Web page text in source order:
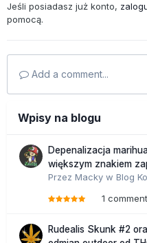
Jeśli posiadasz już konto,
pomocą.
Add a comment...
Wpisy na blogu
Depenalizacja
większym znakiem
Przez Macky w Blog
1 comment
Rudealis Skunk #2